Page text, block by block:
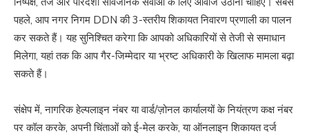
पहले, आप नगर निगम DDN की 3-स्तरीय शिकायत निवारण प्रणाली का पालन
कर सकते हैं। यह सुनिश्चित करेगा कि आपको अधिकारियों से तेजी से समाधान
मिलेगा, यहां तक ​​कि आप गैर-जिम्मेदार या भ्रष्ट अधिकारी के खिलाफ मामला बढ़ा
सकते हैं।
संक्षेप में, नागरिक हेल्पलाइन नंबर या वार्ड/ज़ोनल कार्यालयों के नियंत्रण कक्ष नंबर
पर कॉल करके, अपनी चिंताओं को ई-मेल करके, या ऑनलाइन शिकायत दर्ज